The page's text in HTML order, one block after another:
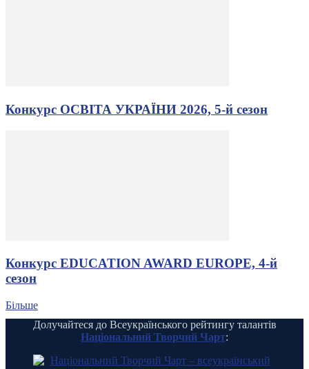
Конкурс ОСВІТА УКРАЇНИ 2026, 5-й сезон
Конкурс EDUCATION AWARD EUROPE, 4-й
сезон
Більше
Долучайтеся до Всеукраїнського рейтингу талантів
Національний Творчий Чарт: